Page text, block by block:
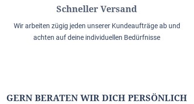
Schneller Versand
Wir arbeiten zügig jeden unserer Kundeaufträge ab und
achten auf deine individuellen Bedürfnisse
GERN BERATEN WIR DICH PERSÖNLICH